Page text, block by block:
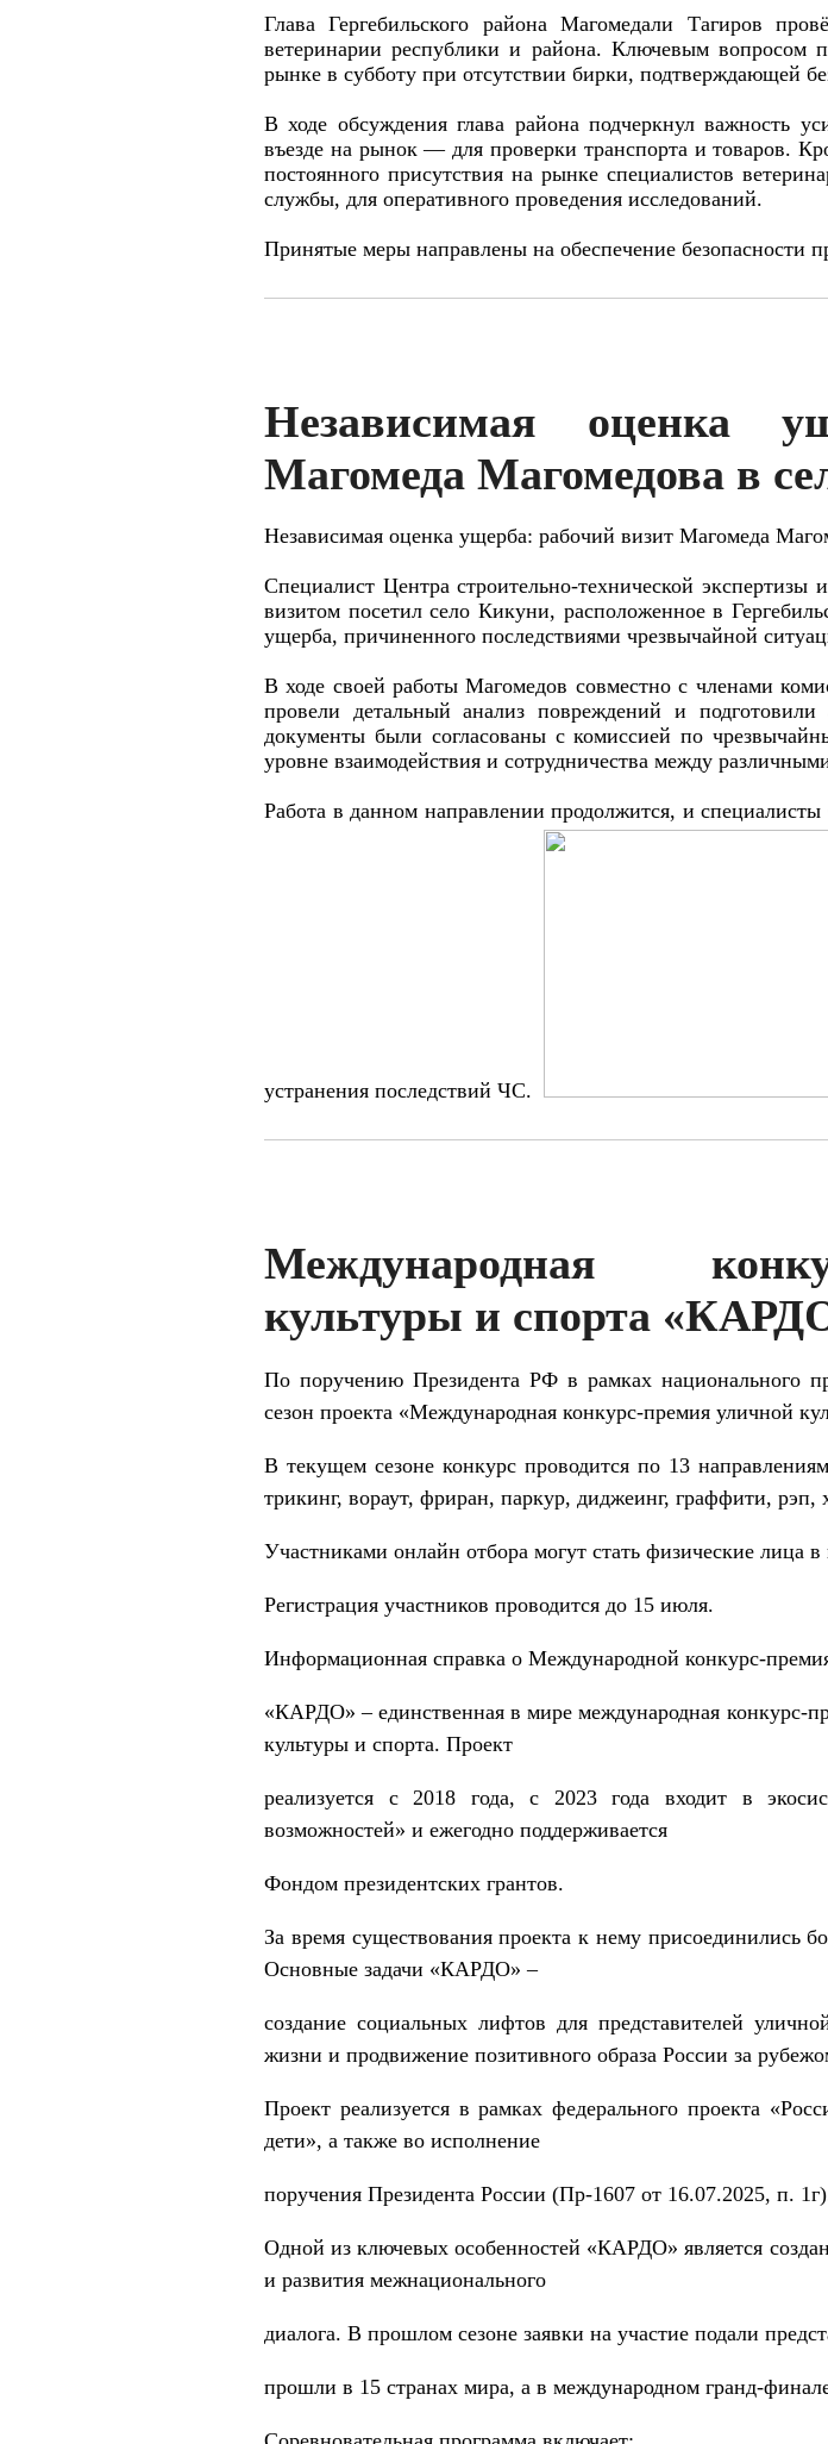
Глава Гергебильского района Магомедали Тагиров
ветеринарии республики и района. Ключевым вопросом
рынке в субботу при отсутствии бирки, подтверждающей
В ходе обсуждения глава района подчеркнул важность
въезде на рынок — для проверки транспорта и товаров.
постоянного присутствия на рынке специалистов
службы, для оперативного проведения исследований.
Принятые меры направлены на обеспечение безопасности
Независимая оценка
Магомеда Магомедова в
Независимая оценка ущерба: рабочий визит Магомеда
Специалист Центра строительно-технической
визитом посетил село Кикуни, расположенное в
ущерба, причиненного последствиями чрезвычайной
В ходе своей работы Магомедов совместно с членами
провели детальный анализ повреждений и
документы были согласованы с комиссией по
уровне взаимодействия и сотрудничества между
Работа в данном направлении продолжится, и
устранения последствий ЧС.
Международная
культуры и спорта
По поручению Президента РФ в рамках национального
сезон проекта «Международная конкурс-премия уличной
В текущем сезоне конкурс проводится по 13
трикинг, вораут, фриран, паркур, диджеинг, граффити, рэп,
Участниками онлайн отбора могут стать физические лица в
Регистрация участников проводится до 15 июля.
Информационная справка о Международной конкурс-
«КАРДО» – единственная в мире международная конкурс-
культуры и спорта. Проект
реализуется с 2018 года, с 2023 года входит в
возможностей» и ежегодно поддерживается
Фондом президентских грантов.
За время существования проекта к нему присоединились
Основные задачи «КАРДО» –
создание социальных лифтов для представителей
жизни и продвижение позитивного образа России за
Проект реализуется в рамках федерального проекта
дети», а также во исполнение
поручения Президента России (Пр-1607 от 16.07.2025, п.
Одной из ключевых особенностей «КАРДО» является
и развития межнационального
диалога. В прошлом сезоне заявки на участие подали
прошли в 15 странах мира, а в международном гранд-